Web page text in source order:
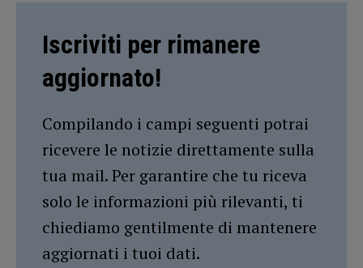
Iscriviti per rimanere
aggiornato!
Compilando i campi seguenti potrai
ricevere le notizie direttamente sulla
tua mail. Per garantire che tu riceva
solo le informazioni più rilevanti, ti
chiediamo gentilmente di mantenere
aggiornati i tuoi dati.